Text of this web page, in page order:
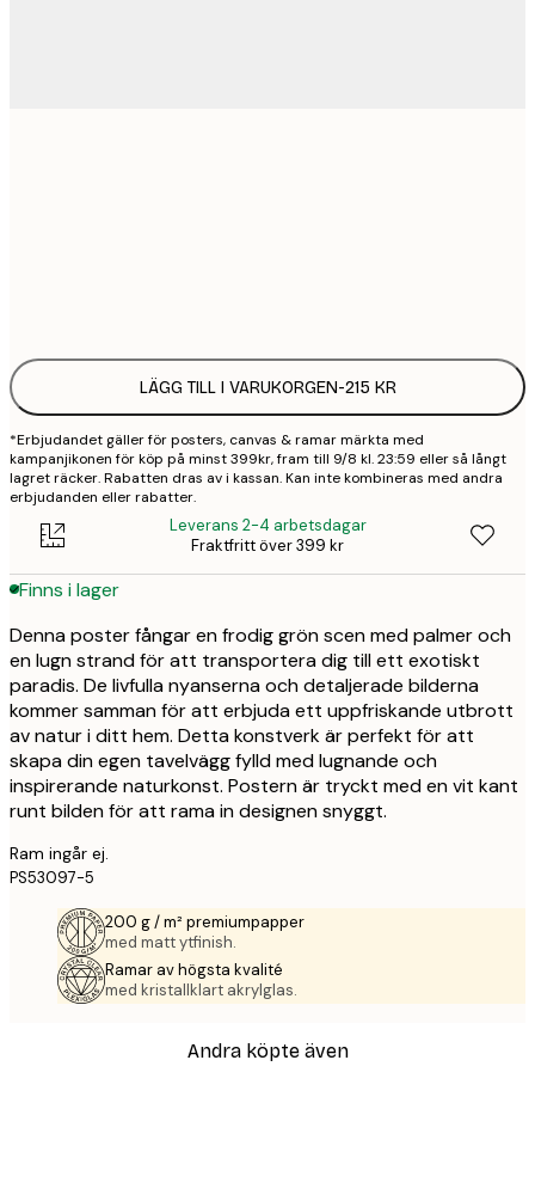
LÄGG TILL I VARUKORGEN-215 KR
*Erbjudandet gäller för posters, canvas & ramar märkta med
kampanjikonen för köp på minst 399kr, fram till 9/8 kl. 23:59 eller så långt
lagret räcker. Rabatten dras av i kassan. Kan inte kombineras med andra
erbjudanden eller rabatter.
Leverans 2-4 arbetsdagar
Fraktfritt över 399 kr
Finns i lager
Denna poster fångar en frodig grön scen med palmer och
en lugn strand för att transportera dig till ett exotiskt
paradis. De livfulla nyanserna och detaljerade bilderna
kommer samman för att erbjuda ett uppfriskande utbrott
av natur i ditt hem. Detta konstverk är perfekt för att
skapa din egen tavelvägg fylld med lugnande och
inspirerande naturkonst. Postern är tryckt med en vit kant
runt bilden för att rama in designen snyggt.
Ram ingår ej.
PS53097-5
200 g / m² premiumpapper
med matt ytfinish.
Ramar av högsta kvalité
med kristallklart akrylglas.
Andra köpte även